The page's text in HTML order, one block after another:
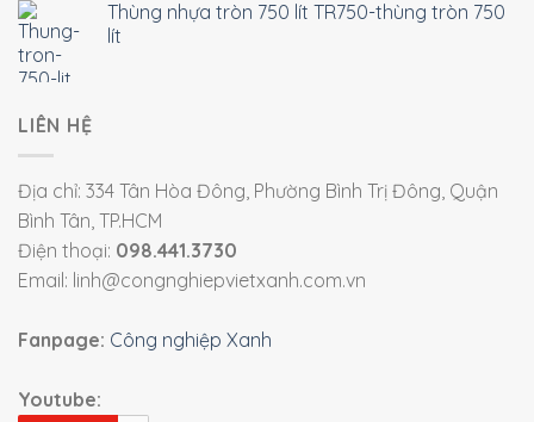
Thùng nhựa tròn 750 lít TR750-thùng tròn 750
lít
LIÊN HỆ
Địa chỉ: 334 Tân Hòa Đông, Phường Bình Trị Đông, Quận
Bình Tân, TP.HCM
Điện thoại: 098.441.3730
Email: linh@congnghiepvietxanh.com.vn
Fanpage: Công nghiệp Xanh
Youtube: